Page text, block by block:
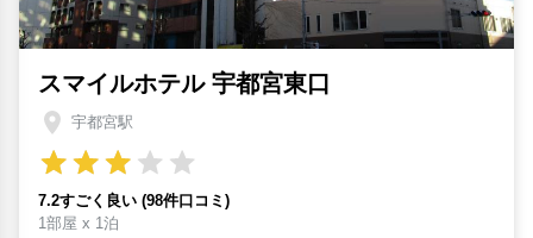
スマイルホテル 宇都宮東口
宇都宮駅
7.2すごく良い (98件口コミ)
1部屋 x 1泊